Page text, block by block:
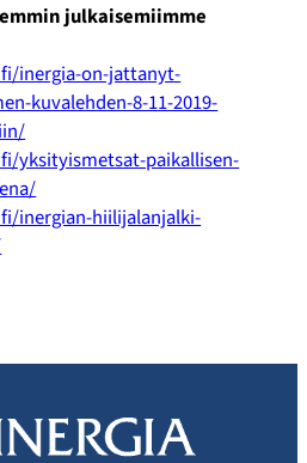
julkaisemiimme
inergia-on-jattanyt-
kuvalehden-8-11-2019-
yksityismetsat-paikallisen-
inergian-hiilijalanjalki-